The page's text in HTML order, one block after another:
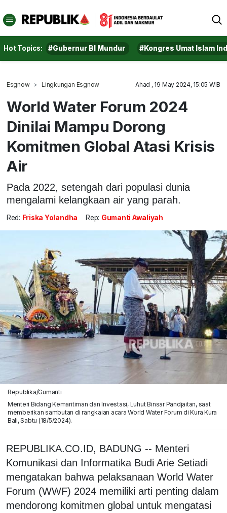
Hot Topics: #Gubernur BI Mundur #Kongres Umat Islam
Esgnow Lingkungan Esgnow Ahad , 19 May 2024, 15:05 WIB
World Water Forum 2024
Dinilai Mampu Dorong
Komitmen Global Atasi Krisis
Air
Pada 2022, setengah dari populasi dunia
mengalami kelangkaan air yang parah.
Red: Friska Yolandha Rep: Gumanti Awaliyah
Republika/Gumanti
Menteri Bidang Kemaritiman dan Investasi, Luhut Binsar Pandjaitan, saat
memberikan sambutan di rangkaian acara World Water Forum di Kura Kura
Bali, Sabtu (18/5/2024).
REPUBLIKA.CO.ID, BADUNG -- Menteri
Komunikasi dan Informatika Budi Arie Setiadi
mengatakan bahwa pelaksanaan World Water
Forum (WWF) 2024 memiliki arti penting dalam
mendorong komitmen global untuk mengatasi